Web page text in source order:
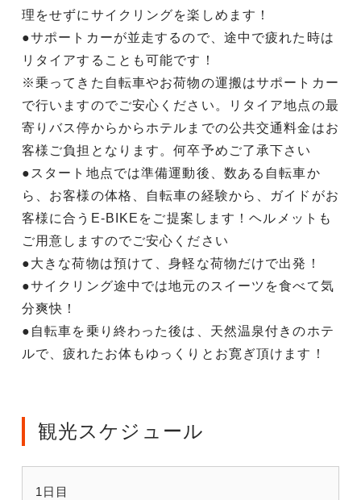
理をせずにサイクリングを楽しめます！
●サポートカーが並走するので、途中で疲れた時は
リタイアすることも可能です！
※乗ってきた自転車やお荷物の運搬はサポートカー
で行いますのでご安心ください。リタイア地点の最
寄りバス停からからホテルまでの公共交通料金はお
客様ご負担となります。何卒予めご了承下さい
●スタート地点では準備運動後、数ある自転車か
ら、お客様の体格、自転車の経験から、ガイドがお
客様に合うE-BIKEをご提案します！ヘルメットも
ご用意しますのでご安心ください
●大きな荷物は預けて、身軽な荷物だけで出発！
●サイクリング途中では地元のスイーツを食べて気
分爽快！
●自転車を乗り終わった後は、天然温泉付きのホテ
ルで、疲れたお体もゆっくりとお寛ぎ頂けます！
観光スケジュール
1日目